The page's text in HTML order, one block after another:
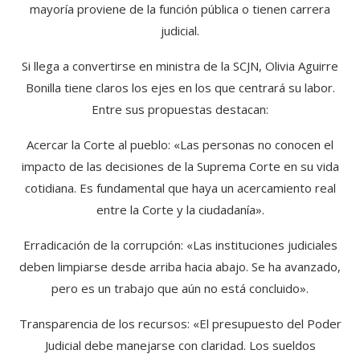
mayoría proviene de la función pública o tienen carrera
judicial.
Si llega a convertirse en ministra de la SCJN, Olivia Aguirre
Bonilla tiene claros los ejes en los que centrará su labor.
Entre sus propuestas destacan:
Acercar la Corte al pueblo: «Las personas no conocen el
impacto de las decisiones de la Suprema Corte en su vida
cotidiana. Es fundamental que haya un acercamiento real
entre la Corte y la ciudadanía».
Erradicación de la corrupción: «Las instituciones judiciales
deben limpiarse desde arriba hacia abajo. Se ha avanzado,
pero es un trabajo que aún no está concluido».
Transparencia de los recursos: «El presupuesto del Poder
Judicial debe manejarse con claridad. Los sueldos